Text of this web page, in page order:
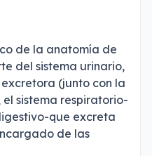
de la anatomía de
del sistema urinario,
(junto con la
sistema respiratorio-
que excreta
de las